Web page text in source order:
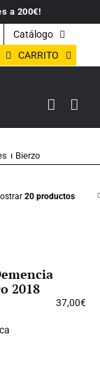
a 200€!
Catálogo
CARRITO
Bierzo
20 productos
2018
37,00€